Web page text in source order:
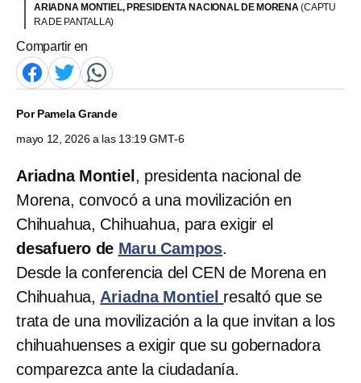
ARIADNA MONTIEL, PRESIDENTA NACIONAL DE MORENA(CAPTU
RA DE PANTALLA)
Compartir en
PorPamela Grande
mayo 12, 2026 a las 13:19 GMT-6
Ariadna Montiel , presidenta nacional de
Morena, convocó a una movilización en
Chihuahua, Chihuahua, para exigir el
desafuero de Maru Campos.
Desde la conferencia del CEN de Morena en
Chihuahua, Ariadna Montiel resaltó que se
trata de una movilización a la que invitan a los
chihuahuenses a exigir que su gobernadora
comparezca ante la ciudadanía.